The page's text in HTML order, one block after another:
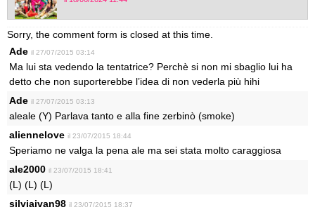
Sorry, the comment form is closed at this time.
Ade il 27/07/2015 03:14
Ma lui sta vedendo la tentatrice? Perchè si non mi sbaglio lui ha
detto che non suporterebbe l’idea di non vederla più hihi
Ade il 27/07/2015 03:13
aleale (Y) Parlava tanto e alla fine zerbinò (smoke)
aliennelove il 23/07/2015 18:44
Speriamo ne valga la pena ale ma sei stata molto caraggiosa
ale2000 il 23/07/2015 18:41
(L) (L) (L)
silviaivan98 il 23/07/2015 18:37